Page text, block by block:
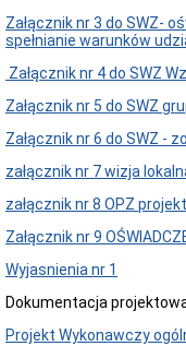
Załącznik nr 3 do SWZ-
spełnianie warunków
Załącznik nr 4 do SWZ
Załącznik nr 5 do SWZ
Załącznik nr 6 do SWZ -
załącznik nr 7 wizja
załącznik nr 8 OPZ
Załącznik nr 9
Wyjasnienia nr 1
Dokumentacja
Projekt Wykonawczy